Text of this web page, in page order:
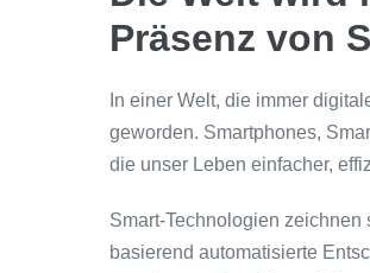
Präsenz von
In einer Welt, die immer
geworden. Smartphones,
die unser Leben einfacher,
Smart-Technologien
basierend automatisierte